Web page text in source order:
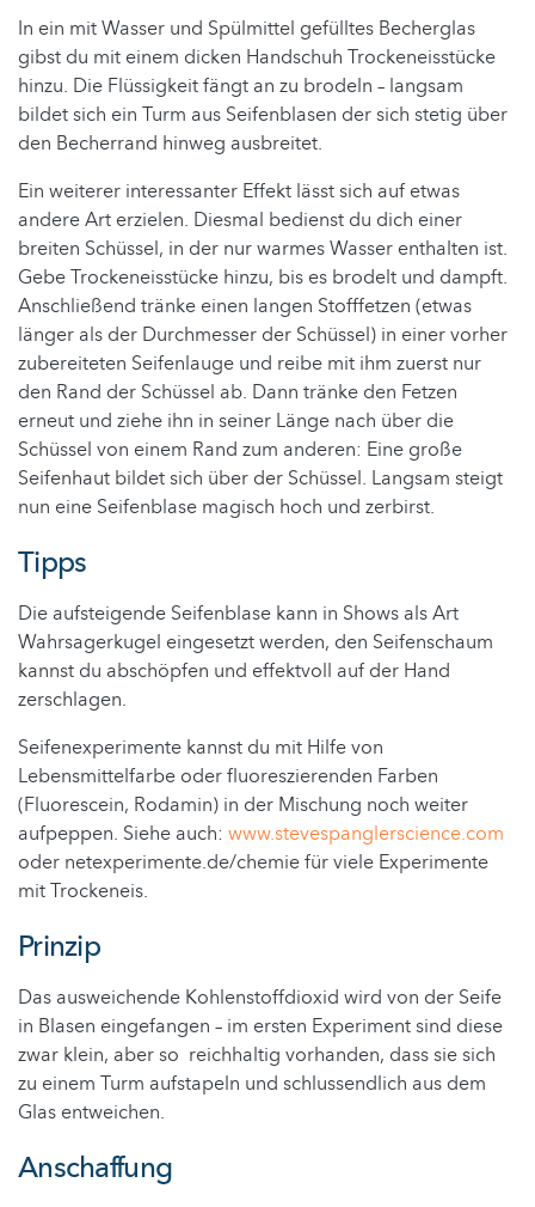
In ein mit Wasser und Spülmittel gefülltes Becherglas
gibst du mit einem dicken Handschuh Trockeneisstücke
hinzu. Die Flüssigkeit fängt an zu brodeln – langsam
bildet sich ein Turm aus Seifenblasen der sich stetig über
den Becherrand hinweg ausbreitet.
Ein weiterer interessanter Effekt lässt sich auf etwas
andere Art erzielen. Diesmal bedienst du dich einer
breiten Schüssel, in der nur warmes Wasser enthalten ist.
Gebe Trockeneisstücke hinzu, bis es brodelt und dampft.
Anschließend tränke einen langen Stofffetzen (etwas
länger als der Durchmesser der Schüssel) in einer vorher
zubereiteten Seifenlauge und reibe mit ihm zuerst nur
den Rand der Schüssel ab. Dann tränke den Fetzen
erneut und ziehe ihn in seiner Länge nach über die
Schüssel von einem Rand zum anderen: Eine große
Seifenhaut bildet sich über der Schüssel. Langsam steigt
nun eine Seifenblase magisch hoch und zerbirst.
Tipps
Die aufsteigende Seifenblase kann in Shows als Art
Wahrsagerkugel eingesetzt werden, den Seifenschaum
kannst du abschöpfen und effektvoll auf der Hand
zerschlagen.
Seifenexperimente kannst du mit Hilfe von
Lebensmittelfarbe oder fluoreszierenden Farben
(Fluorescein, Rodamin) in der Mischung noch weiter
aufpeppen. Siehe auch: www.stevespanglerscience.com
oder netexperimente.de/chemie für viele Experimente
mit Trockeneis.
Prinzip
Das ausweichende Kohlenstoffdioxid wird von der Seife
in Blasen eingefangen – im ersten Experiment sind diese
zwar klein, aber so reichhaltig vorhanden, dass sie sich
zu einem Turm aufstapeln und schlussendlich aus dem
Glas entweichen.
Anschaffung